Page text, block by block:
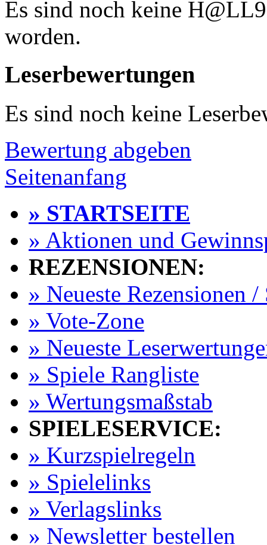
Es sind noch keine
worden.
Leserbewertungen
Es sind noch keine
Bewertung abgeben
Seitenanfang
» STARTSEITE
» Aktionen und
REZENSIONEN:
» Neueste Rezensionen /
» Vote-Zone
» Neueste
» Spiele Rangliste
» Wertungsmaßstab
SPIELESERVICE:
» Kurzspielregeln
» Spielelinks
» Verlagslinks
» Newsletter bestellen